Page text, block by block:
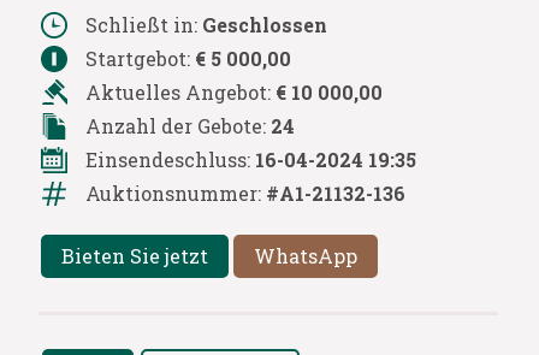
Schließt in: Geschlossen
Startgebot: € 5 000,00
Aktuelles Angebot: € 10 000,00
Anzahl der Gebote: 24
Einsendeschluss: 16-04-2024 19:35
Auktionsnummer: #A1-21132-136
Bieten Sie jetzt WhatsApp